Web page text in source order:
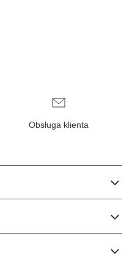
Obsługa klienta